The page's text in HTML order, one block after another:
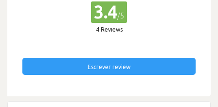
3.4/5
4 Reviews
Escrever review